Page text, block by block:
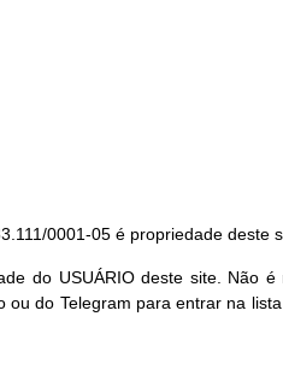
0001-05 é propriedade deste
do USUÁRIO deste site. Não
do Telegram para entrar na